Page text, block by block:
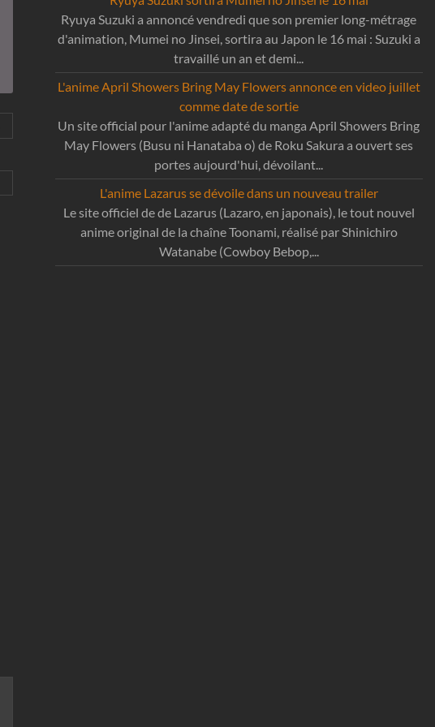
Ryuya Suzuki a annoncé vendredi que son premier long-métrage
d'animation, Mumei no Jinsei, sortira au Japon le 16 mai : Suzuki a
travaillé un an et demi...
L'anime April Showers Bring May Flowers annonce en video juillet
comme date de sortie
Un site official pour l'anime adapté du manga April Showers Bring
May Flowers (Busu ni Hanataba o) de Roku Sakura a ouvert ses
portes aujourd'hui, dévoilant...
L'anime Lazarus se dévoile dans un nouveau trailer
Le site officiel de de Lazarus (Lazaro, en japonais), le tout nouvel
anime original de la chaîne Toonami, réalisé par Shinichiro
Watanabe (Cowboy Bebop,...